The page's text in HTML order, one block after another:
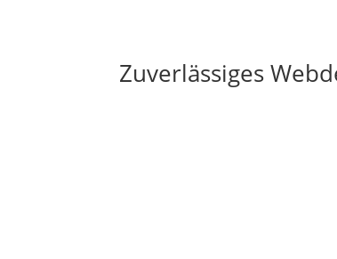
Zuverlässiges